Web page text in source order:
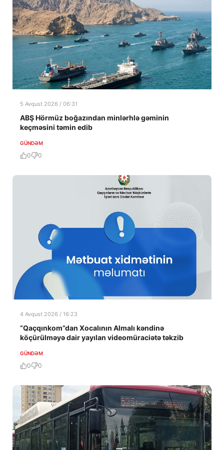
5 Avqust 2026 / 06:31
ABŞ Hörmüz boğazından minlərhlə gəminin
keçməsini təmin edib
GÜNDƏM
0 0
4 Avqust 2026 / 16:23
“Qaçqınkom”dan Xocalının Almalı kəndinə
köçürülməyə dair yayılan videomüraciətə təkzib
GÜNDƏM
0 0